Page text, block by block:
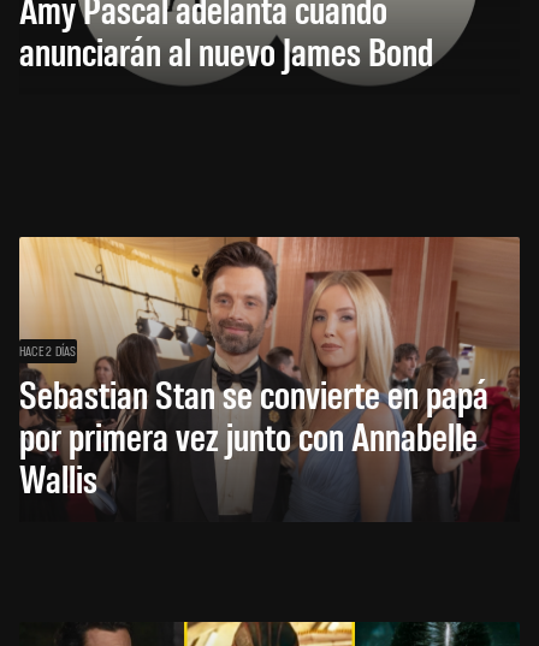
anunciarán al nuevo James Bond
HACE 2 DÍAS
Sebastian Stan se convierte en papá
por primera vez junto con Annabelle
Wallis